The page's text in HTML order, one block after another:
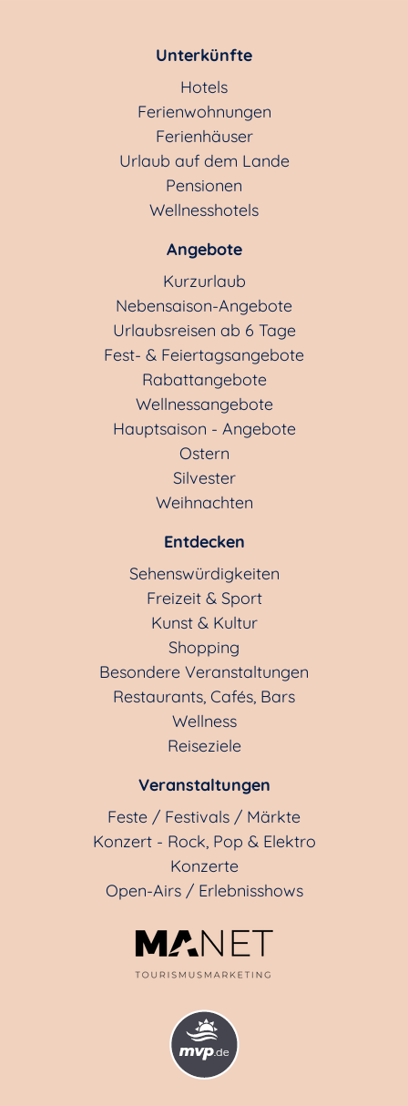
Unterkünfte
Hotels
Ferienwohnungen
Ferienhäuser
Urlaub auf dem Lande
Pensionen
Wellnesshotels
Angebote
Kurzurlaub
Nebensaison-Angebote
Urlaubsreisen ab 6 Tage
Fest- & Feiertagsangebote
Rabattangebote
Wellnessangebote
Hauptsaison - Angebote
Ostern
Silvester
Weihnachten
Entdecken
Sehenswürdigkeiten
Freizeit & Sport
Kunst & Kultur
Shopping
Besondere Veranstaltungen
Restaurants, Cafés, Bars
Wellness
Reiseziele
Veranstaltungen
Feste / Festivals / Märkte
Konzert - Rock, Pop & Elektro
Konzerte
Open-Airs / Erlebnisshows